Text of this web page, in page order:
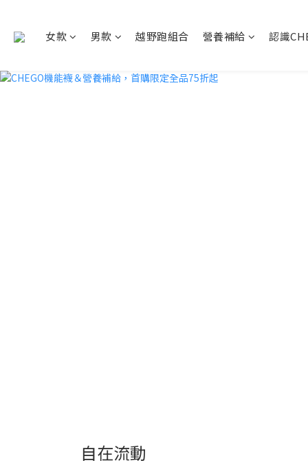
女款 男款 越野跑組合 營養補給 認識
自在流動